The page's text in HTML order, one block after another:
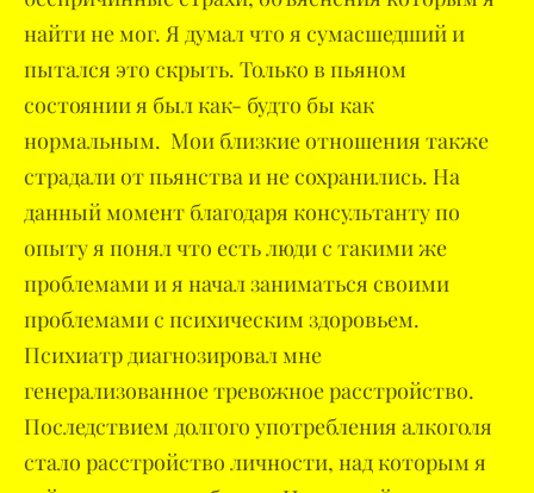
найти не мог. Я думал что я сумасшедший и
пытался это скрыть. Только в пьяном
состоянии я был как- будто бы как
нормальным. Мои близкие отношения также
страдали от пьянства и не сохранились. На
данный момент благодаря консультанту по
опыту я понял что есть люди с такими же
проблемами и я начал заниматься своими
проблемами с психическим здоровьем.
Психиатр диагнозировал мне
генерализованное тревожное расстройство.
Последствием долгого употребления алкоголя
стало расстройство личности, над которым я